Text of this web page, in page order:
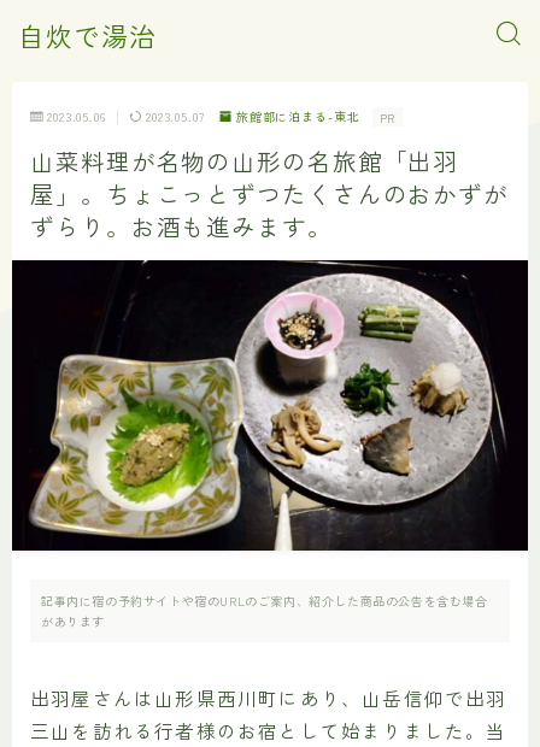
自炊で湯治
2023.05.06 2023.05.07 旅館部に泊まる-東北 PR
山菜料理が名物の山形の名旅館「出羽
屋」。ちょこっとずつたくさんのおかずが
ずらり。お酒も進みます。
記事内に宿の予約サイトや宿のURLのご案内、紹介した商品の公告を含む場合
があります
出羽屋さんは山形県西川町にあり、山岳信仰で出羽
三山を訪れる行者様のお宿として始まりました。当